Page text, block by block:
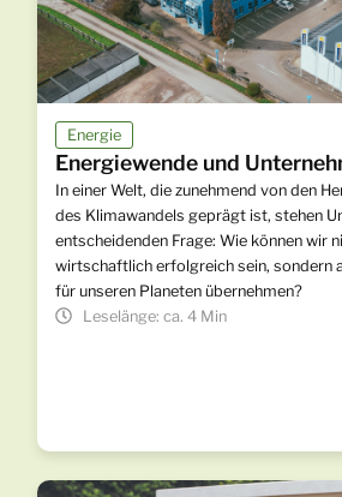
Energie
Energiewende und
In einer Welt, die zunehmend von den
des Klimawandels geprägt ist, stehen
entscheidenden Frage: Wie können wir
wirtschaftlich erfolgreich sein, sondern
für unseren Planeten übernehmen?
Leselänge: ca. 4 Min